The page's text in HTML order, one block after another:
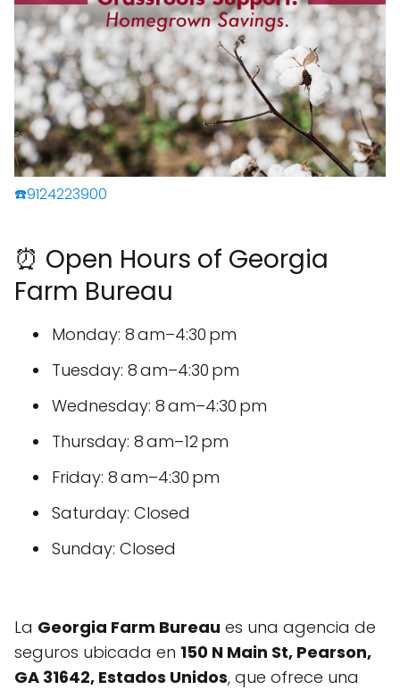
☎️9124223900
⏰ Open Hours of Georgia
Farm Bureau
Monday: 8 am–4:30 pm
Tuesday: 8 am–4:30 pm
Wednesday: 8 am–4:30 pm
Thursday: 8 am–12 pm
Friday: 8 am–4:30 pm
Saturday: Closed
Sunday: Closed
La Georgia Farm Bureau es una agencia de
seguros ubicada en 150 N Main St, Pearson,
GA 31642, Estados Unidos, que ofrece una